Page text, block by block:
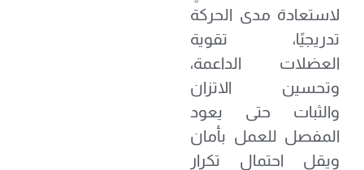
لاستعادة مدى الحركة
تدريجيًا، تقوية
العضلات الداعمة،
وتحسين الاتزان
والثبات حتى يعود
المفصل للعمل بأمان
ويقل احتمال تكرار